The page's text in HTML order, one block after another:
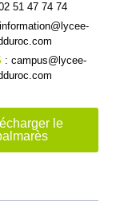
51 47 74 74
: campus@lycee-
le